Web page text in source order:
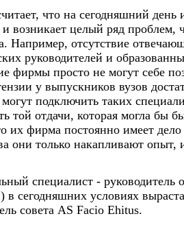
что на сегодняшний день
возникает целый ряд проблем,
Например, отсутствие
руководителей и
фирмы просто не могут себе
у выпускников вузов
подключить таких
той отдачи, которая могла бы
их фирма постоянно имеет
они только накапливают опыт,
специалист - руководитель
сегодняшних условиях
совета AS Facio Ehitus.